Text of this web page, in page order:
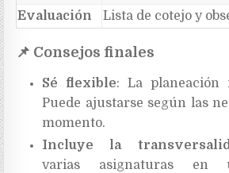
Evaluación
Lista de cotejo y
📌 Consejos finales
Sé flexible: La planeación
Puede ajustarse según las
momento.
Incluye la
varias asignaturas en